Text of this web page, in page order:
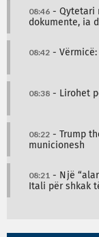
08:46 - Qytetari
dokumente, ia
08:42 -
08:38 - Lirohet
08:22 - Trump
municionesh
08:21 - Një
Itali për shkak